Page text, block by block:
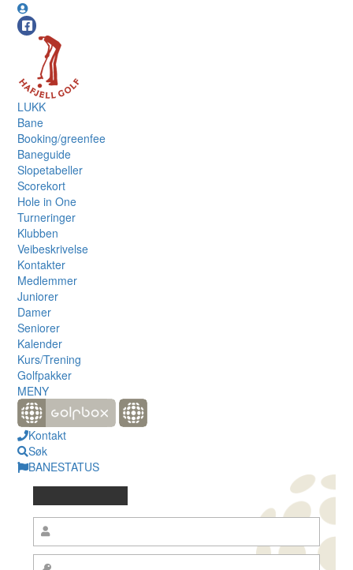
LUKK
Bane
Booking/greenfee
Baneguide
Slopetabeller
Scorekort
Hole in One
Turneringer
Klubben
Veibeskrivelse
Kontakter
Medlemmer
Juniorer
Damer
Seniorer
Kalender
Kurs/Trening
Golfpakker
MENY
Kontakt
Søk
BANESTATUS